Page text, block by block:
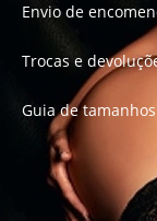
Envio de
Trocas e
Guia de tamanhos